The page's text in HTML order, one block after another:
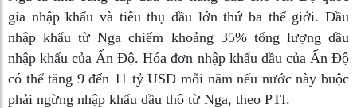
gia nhập khẩu và tiêu thụ dầu lớn thứ ba thế giới. Dầu
nhập khẩu từ Nga chiếm khoảng 35% tổng lượng dầu
nhập khẩu của Ấn Độ. Hóa đơn nhập khẩu dầu của Ấn Độ
có thể tăng 9 đến 11 tỷ USD mỗi năm nếu nước này buộc
phải ngừng nhập khẩu dầu thô từ Nga, theo PTI.